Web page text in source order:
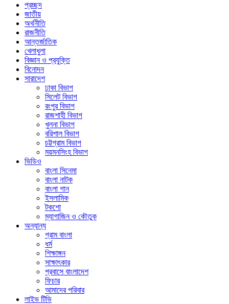
প্রচ্ছদ
জাতীয়
অর্থনীতি
রাজনীতি
আন্তর্জাতিক
খেলাধুলা
বিজ্ঞান ও প্রযুক্তি
বিনোদন
সারাদেশ
ঢাকা বিভাগ
সিলেট বিভাগ
রংপুর বিভাগ
রাজশাহী বিভাগ
খুলনা বিভাগ
বরিশাল বিভাগ
চট্টগ্রাম বিভাগ
ময়মনসিংহ বিভাগ
ভিডিও
বাংলা সিনেমা
বাংলা নাটক
বাংলা গান
ইসলামিক
টকশো
ম্যাগাজিন ও কৌতুক
অন্যান্য
গ্রাম বাংলা
ধর্ম
শিক্ষাঙ্গন
সাক্ষাৎকার
প্রবাসে বাংলাদেশ
ফিচার
আমাদের পরিবার
লাইভ টিভি